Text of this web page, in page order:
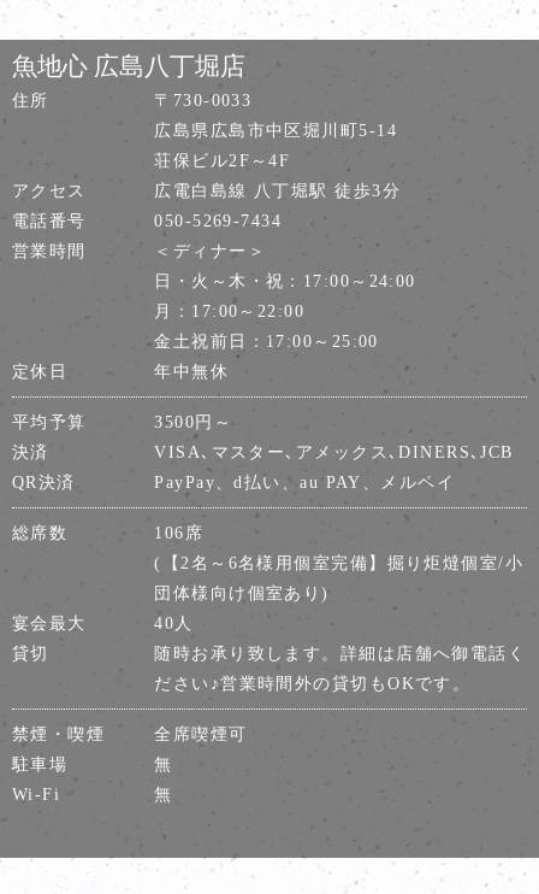
魚地心 広島八丁堀店
住所
〒730-0033
広島県広島市中区堀川町5-14
荘保ビル2F～4F
アクセス
広電白島線 八丁堀駅 徒歩3分
電話番号
050-5269-7434
営業時間
＜ディナー＞
日・火～木・祝：17:00～24:00
月：17:00～22:00
金土祝前日：17:00～25:00
定休日
年中無休
平均予算
3500円～
決済
VISA､マスター､アメックス､DINERS､JCB
QR決済
PayPay、d払い、au PAY、メルペイ
総席数
106席
(【2名～6名様用個室完備】掘り炬燵個室/小
団体様向け個室あり)
宴会最大
40人
貸切
随時お承り致します。詳細は店舗へ御電話く
ださい♪営業時間外の貸切もOKです。
禁煙・喫煙
全席喫煙可
駐車場
無
Wi-Fi
無